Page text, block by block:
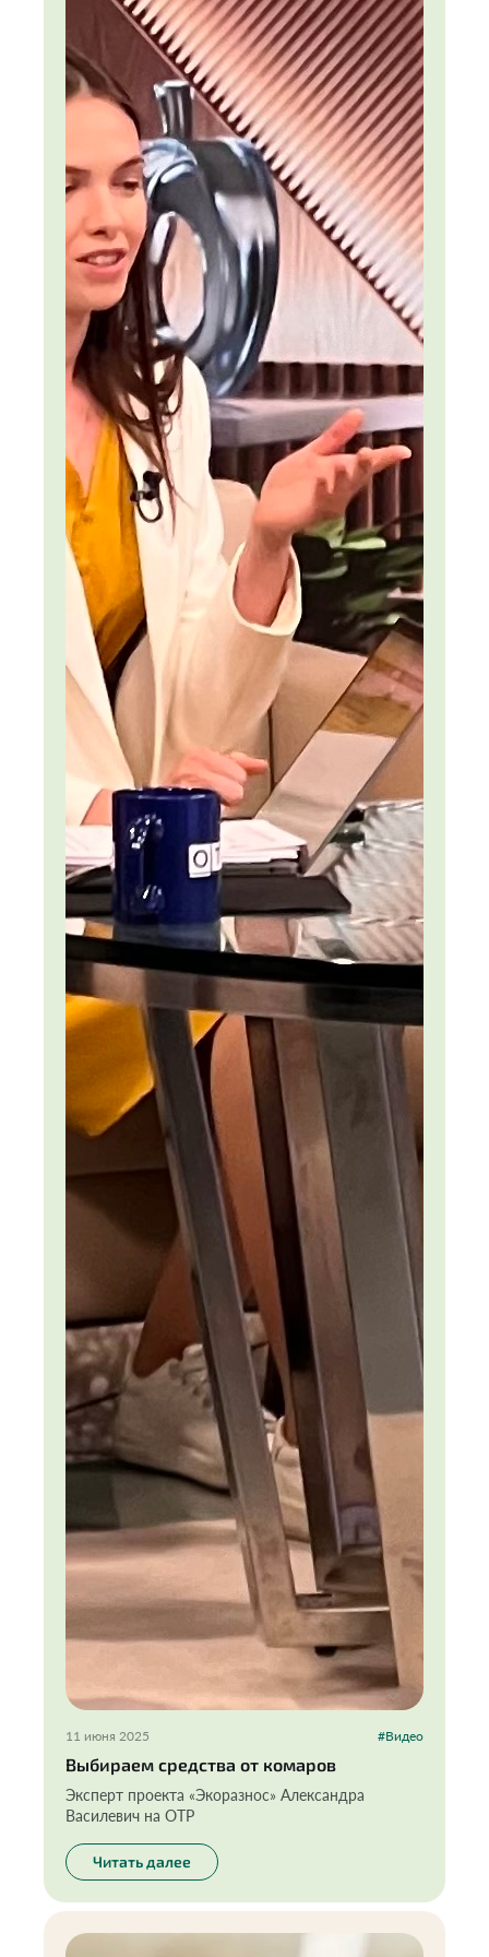
11 июня 2025 #Видео
Выбираем средства от комаров
Эксперт проекта «Экоразнос» Александра
Василевич на ОТР
Читать далее